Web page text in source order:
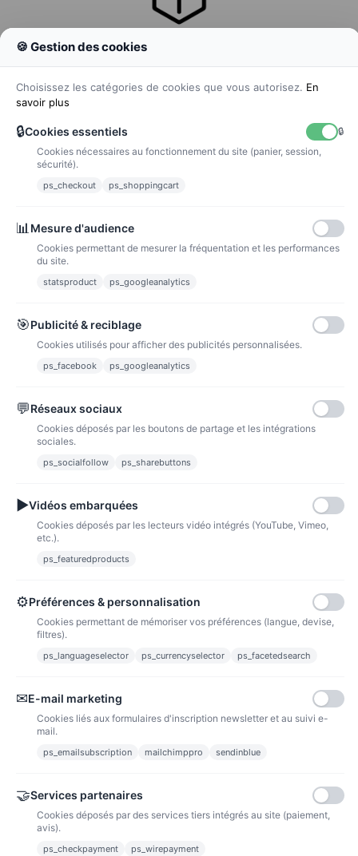
La poste
Paiements sécurisés via paypal et paypal 4 fois sans frais
Fidélité
bons de réductions.
Notre société
Nous suivre
Newsletter
🍪 Gestion des cookies
Choisissez les catégories de cookies que vous autorisez. En
savoir plus
🔒Cookies essentiels
🔒
Cookies nécessaires au fonctionnement du site (panier, session,
sécurité).
ps_checkout ps_shoppingcart
📊 Mesure d'audience
Cookies permettant de mesurer la fréquentation et les performances
du site.
statsproduct ps_googleanalytics
🎯Publicité & reciblage
Cookies utilisés pour afficher des publicités personnalisées.
ps_facebook ps_googleanalytics
💬Réseaux sociaux
Cookies déposés par les boutons de partage et les intégrations
sociales.
ps_socialfollow ps_sharebuttons
▶Vidéos embarquées
Cookies déposés par les lecteurs vidéo intégrés (YouTube, Vimeo,
etc.).
ps_featuredproducts
⚙Préférences & personnalisation
Cookies permettant de mémoriser vos préférences (langue, devise,
filtres).
ps_languageselector ps_currencyselector ps_facetedsearch
✉E-mail marketing
Cookies liés aux formulaires d'inscription newsletter et au suivi e-
mail.
ps_emailsubscription mailchimppro sendinblue
🤝Services partenaires
Cookies déposés par des services tiers intégrés au site (paiement,
avis).
ps_checkpayment ps_wirepayment